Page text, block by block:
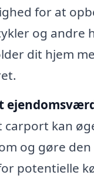
for at
og andre
dit hjem
carport kan
og gøre den
potentielle